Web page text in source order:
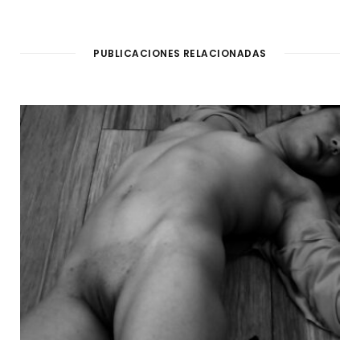
PUBLICACIONES RELACIONADAS